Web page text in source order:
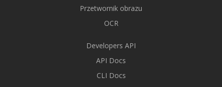
Przetwornik obrazu
OCR
Developers API
API Docs
CLI Docs